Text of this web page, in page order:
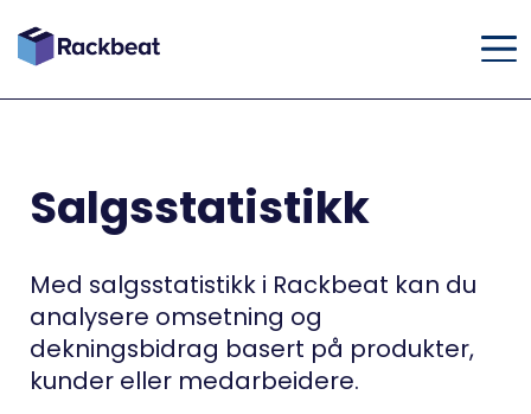
Salgsstatistikk
Med salgsstatistikk i Rackbeat kan du
analysere omsetning og
dekningsbidrag basert på produkter,
kunder eller medarbeidere.